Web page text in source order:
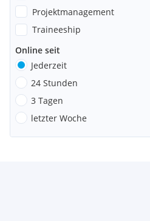
Projektmanagement
Traineeship
Online seit
Jederzeit
24 Stunden
3 Tagen
letzter Woche